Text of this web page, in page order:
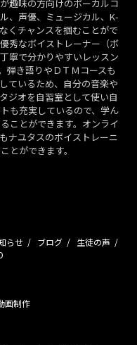
趣味の方向けのボーカルコ
、声優、ミュージカル、K-
くチャンスを掴むことがで
秀なボイストレーナー（ボ
寧で分かりやすいレッスン
弾き語りやＤＴＭコースも
ているため、自分の音楽や
ジオを自習室として使い自
も充実しているので、学ん
ことができます。オンライ
ナユタスのボイストレーニ
とができます。
らせ ブログ
生徒の声
画制作